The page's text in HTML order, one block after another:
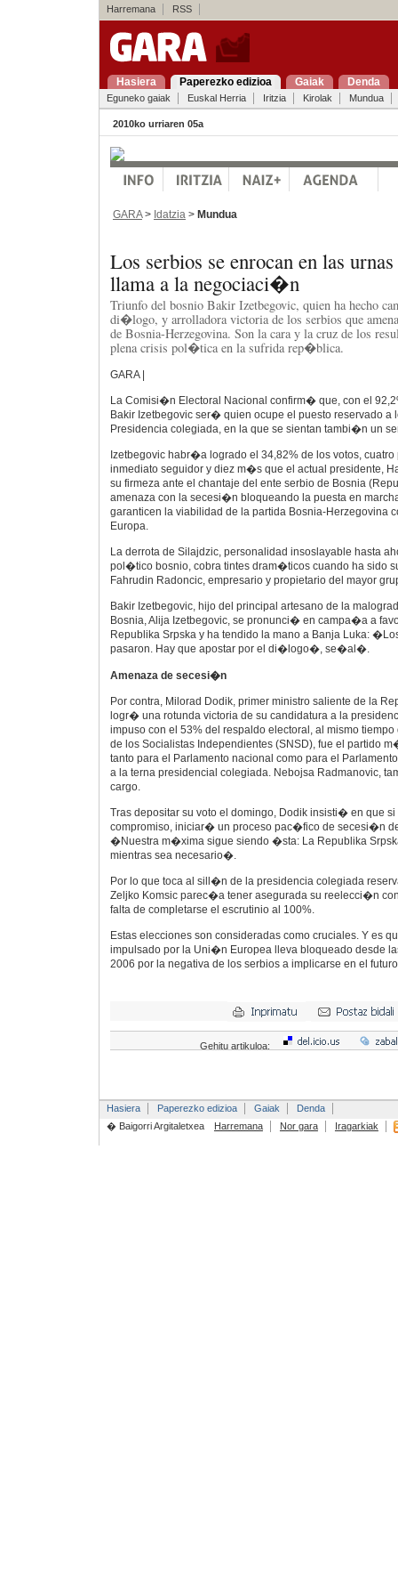
Harremana RSS
Hasiera Paperezko edizioa Gaiak Denda
Eguneko gaiak Euskal Herria Iritzia Kirolak Mundua
2010ko urriaren 05a
GARA> Idatzia > Mundua
Los serbios se enrocan en las
llama a la negociaci�n
Triunfo del bosnio Bakir Izetbegovic, quien ha hecho
di�logo, y arrolladora victoria de los serbios que
de Bosnia-Herzegovina. Son la cara y la cruz de los
plena crisis pol�tica en la sufrida rep�blica.
GARA |
La Comisi�n Electoral Nacional confirm� que, con el
Bakir Izetbegovic ser� quien ocupe el puesto reservado a
Presidencia colegiada, en la que se sientan tambi�n un
Izetbegovic habr�a logrado el 34,82% de los votos,
inmediato seguidor y diez m�s que el actual presidente,
su firmeza ante el chantaje del ente serbio de Bosnia
amenaza con la secesi�n bloqueando la puesta en
garanticen la viabilidad de la partida Bosnia-Herzegovina
Europa.
La derrota de Silajdzic, personalidad insoslayable hasta
pol�tico bosnio, cobra tintes dram�ticos cuando ha sido
Fahrudin Radoncic, empresario y propietario del mayor
Bakir Izetbegovic, hijo del principal artesano de la
Bosnia, Alija Izetbegovic, se pronunci� en campa�a a
Republika Srpska y ha tendido la mano a Banja Luka:
pasaron. Hay que apostar por el di�logo�, se�al�.
Amenaza de secesi�n
Por contra, Milorad Dodik, primer ministro saliente de la
logr� una rotunda victoria de su candidatura a la
impuso con el 53% del respaldo electoral, al mismo
de los Socialistas Independientes (SNSD), fue el partido
tanto para el Parlamento nacional como para el
a la terna presidencial colegiada. Nebojsa Radmanovic,
cargo.
Tras depositar su voto el domingo, Dodik insisti� en que
compromiso, iniciar� un proceso pac�fico de secesi�n
�Nuestra m�xima sigue siendo �sta: La Republika
mientras sea necesario�.
Por lo que toca al sill�n de la presidencia colegiada
Zeljko Komsic parec�a tener asegurada su reelecci�n
falta de completarse el escrutinio al 100%.
Estas elecciones son consideradas como cruciales. Y es
impulsado por la Uni�n Europea lleva bloqueado desde
2006 por la negativa de los serbios a implicarse en el
Gehitu artikuloa:
Hasiera Paperezko edizioa Gaiak
Denda
� Baigorri Argitaletxea
Harremana Nor gara Iragarkiak